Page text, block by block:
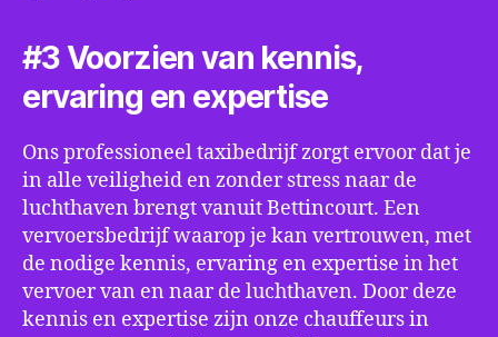
#3 Voorzien van kennis,
ervaring en expertise
Ons professioneel taxibedrijf zorgt ervoor dat je
in alle veiligheid en zonder stress naar de
luchthaven brengt vanuit Bettincourt. Een
vervoersbedrijf waarop je kan vertrouwen, met
de nodige kennis, ervaring en expertise in het
vervoer van en naar de luchthaven. Door deze
kennis en expertise zijn onze chauffeurs in